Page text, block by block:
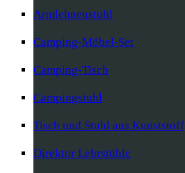
Armlehnenstuhl
Camping-Möbel-Set
Camping-Tisch
Campingstuhl
Tisch und Stuhl aus Kunststoff
Direktor Lehrstühle